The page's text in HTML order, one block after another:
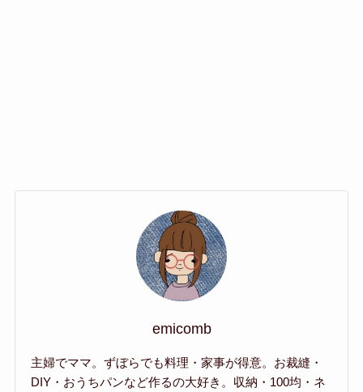
emicomb
主婦でママ。ずぼらでも料理・家事が得意。お裁縫・
DIY・おうちパンなど作るの大好き。収納・100均・ネ